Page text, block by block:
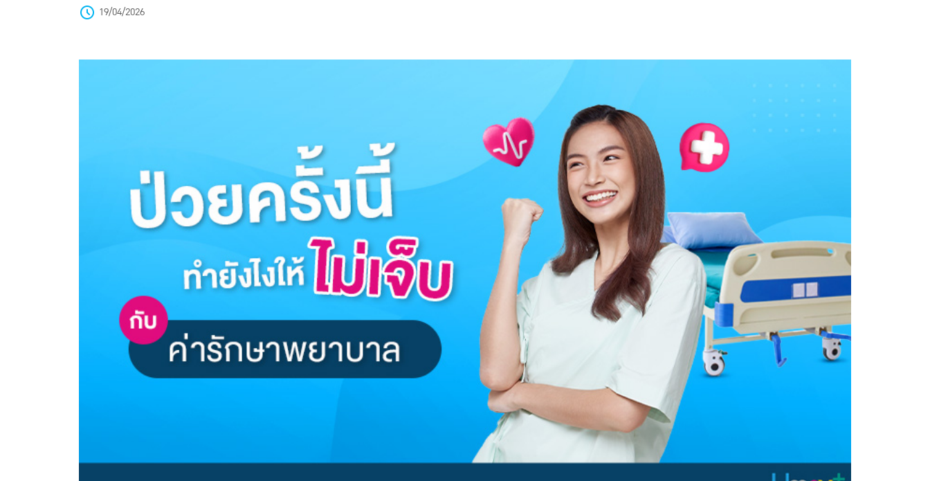
19/04/2026